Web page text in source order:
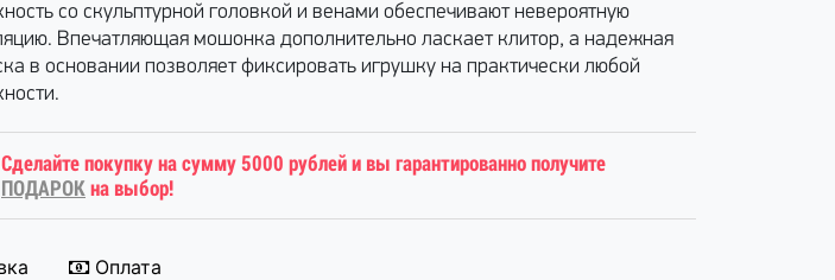
со скульптурной головкой и венами обеспечивают невероятную
Впечатляющая мошонка дополнительно ласкает клитор, а надежная
в основании позволяет фиксировать игрушку на практически любой
Сделайте покупку на сумму 5000 рублей и вы гарантированно получите
ПОДАРОК на выбор!
Оплата